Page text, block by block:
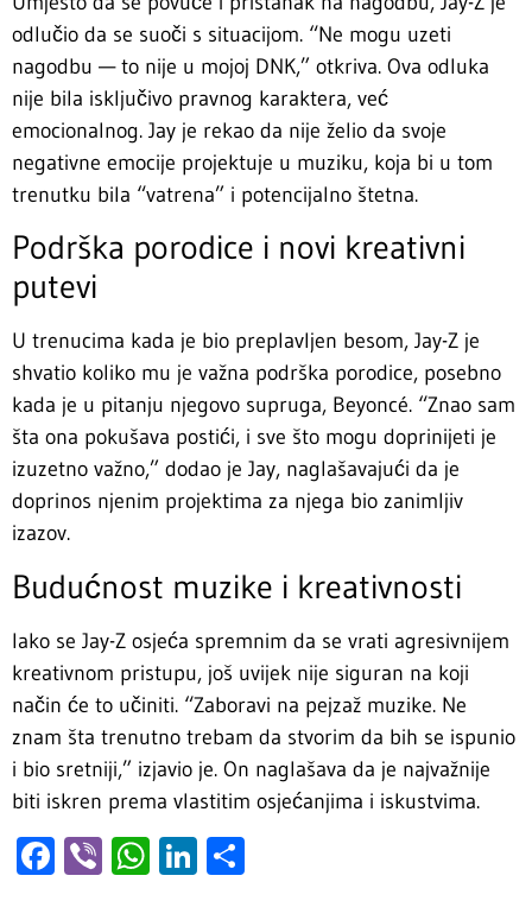
odlučio da se suoči s situacijom. “Ne mogu uzeti
nagodbu — to nije u mojoj DNK,” otkriva. Ova odluka
nije bila isključivo pravnog karaktera, već
emocionalnog. Jay je rekao da nije želio da svoje
negativne emocije projektuje u muziku, koja bi u tom
trenutku bila “vatrena” i potencijalno štetna.
Podrška porodice i novi kreativni
putevi
U trenucima kada je bio preplavljen besom, Jay-Z je
shvatio koliko mu je važna podrška porodice, posebno
kada je u pitanju njegovo supruga, Beyoncé. “Znao sam
šta ona pokušava postići, i sve što mogu doprinijeti je
izuzetno važno,” dodao je Jay, naglašavajući da je
doprinos njenim projektima za njega bio zanimljiv
izazov.
Budućnost muzike i kreativnosti
Iako se Jay-Z osjeća spremnim da se vrati agresivnijem
kreativnom pristupu, još uvijek nije siguran na koji
način će to učiniti. “Zaboravi na pejzaž muzike. Ne
znam šta trenutno trebam da stvorim da bih se ispunio
i bio sretniji,” izjavio je. On naglašava da je najvažnije
biti iskren prema vlastitim osjećanjima i iskustvima.
Facebook
ViberWhatsApp
LinkedIn